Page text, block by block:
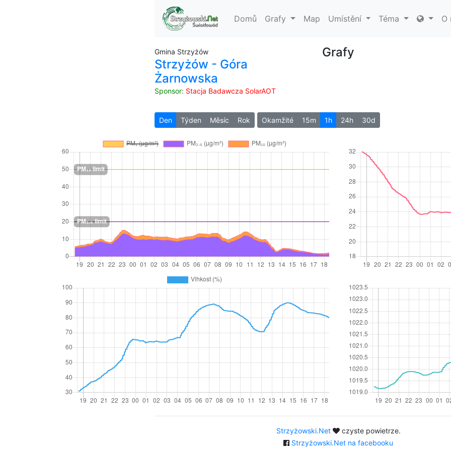
Domů Grafy Map Umístění Téma O
Gmina Strzyżów
Strzyżów - Góra
Żarnowska
Sponsor: Stacja Badawcza SolarAOT
Grafy
Den Týden Měsíc Rok Okamžité 15m 1h 24h 30d
Strzyżowski.Net
czyste powietrze.
Strzyżowski.Net na facebooku